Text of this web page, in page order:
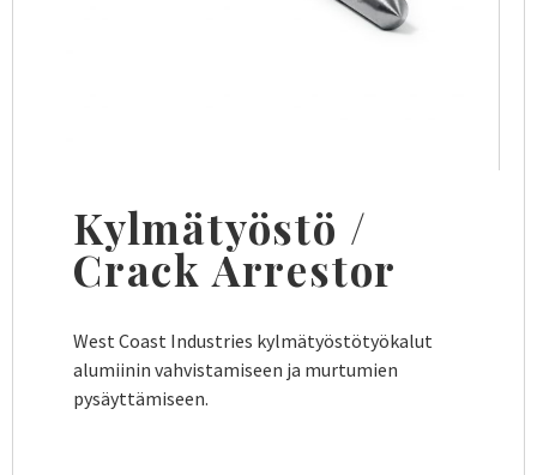
Kylmätyöstö /
Crack Arrestor
West Coast Industries kylmätyöstötyökalut
alumiinin vahvistamiseen ja murtumien
pysäyttämiseen.